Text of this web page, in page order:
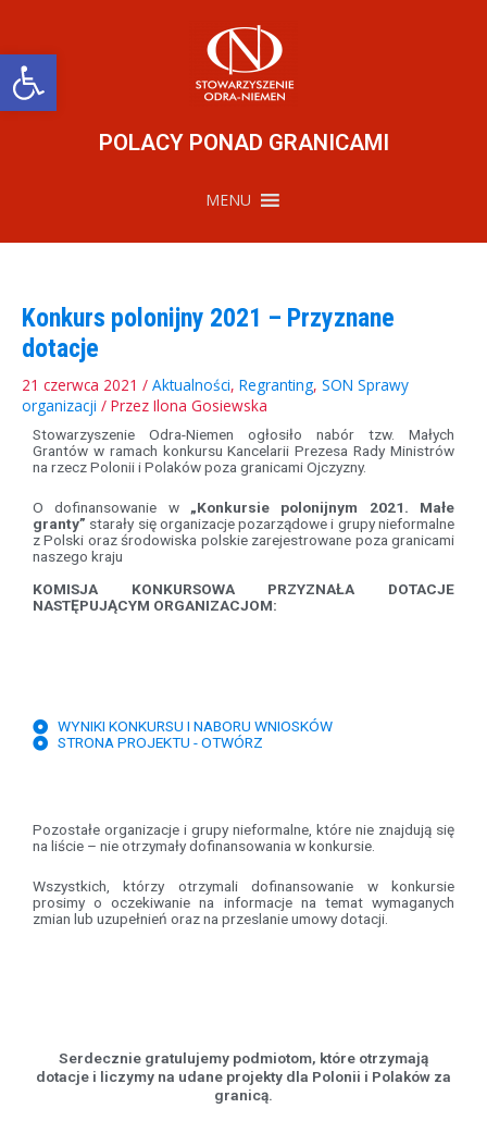
Otwórz pasek narzędzi
POLACY PONAD GRANICAMI
MENU
Konkurs polonijny 2021 – Przyznane
dotacje
21 czerwca 2021 / Aktualności, Regranting, SON Sprawy
organizacji / Przez Ilona Gosiewska
Stowarzyszenie Odra-Niemen ogłosiło nabór tzw. Małych
Grantów w ramach konkursu Kancelarii Prezesa Rady Ministrów
na rzecz Polonii i Polaków poza granicami Ojczyzny.
O dofinansowanie w „Konkursie polonijnym 2021. Małe
granty” starały się organizacje pozarządowe i grupy nieformalne
z Polski orazśrodowiska polskie zarejestrowane poza granicami
naszego kraju
KOMISJA KONKURSOWA PRZYZNAŁA DOTACJE
NASTĘPUJĄCYM ORGANIZACJOM:
WYNIKI KONKURSU I NABORU WNIOSKÓW
STRONA PROJEKTU - OTWÓRZ
Pozostałe organizacje i grupy nieformalne, które nie znajdują się
na liście – nie otrzymały dofinansowania w konkursie.
Wszystkich, którzy otrzymali dofinansowanie w konkursie
prosimy o oczekiwanie na informacje na temat wymaganych
zmian lub uzupełnień oraz na przeslanie umowy dotacji.
Serdecznie gratulujemy podmiotom, które otrzymają
dotacje i liczymy na udane projekty dla Polonii i Polaków za
granicą.